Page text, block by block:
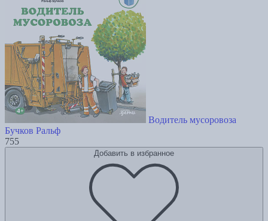
Водитель мусоровоза
Бучков Ральф
755
Добавить в избранное